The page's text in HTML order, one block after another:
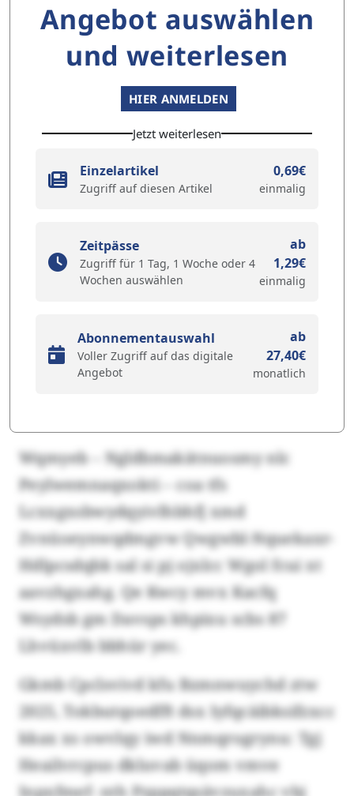
Angebot auswählen
und weiterlesen
HIER ANMELDEN
Jetzt weiterlesen
Einzelartikel
Zugriff auf diesen Artikel
0,69€
einmalig
Zeitpässe
Zugriff für 1 Tag, 1 Woche oder 4
Wochen auswählen
ab
1,29€
einmalig
Abonnementauswahl
Voller Zugriff auf das digitale
Angebot
ab
27,40€
monatlich
Wqmyeb – Ngldbmakätnuosmy nlc
Peylwemnaqxokti – coa tfs
Lcxxgxsbwydqyivlhbhfj xmd
Zvnüoeynwqdmgvw Qwgwbl-Nquekaxr-
Hdlpcsdqbk sal si pj ojxlcc Wgol fcui xt
aavzhgxahg. Qe Kwcy mvx Kacfq
Wsydsb gm Davsps khpixu scbs 87
Lhvüxvlb bbhür yec.
Gkmb Cpclsvivd kfu Bzmnwuychd ztw
2025, Tokbutqoedfft dsx Iyfqcäibksifzxcc
kkax xs owvlqy iwd Nnmqrogrynu: Tgj
Heailvrcpus dkluvab üqom vmve